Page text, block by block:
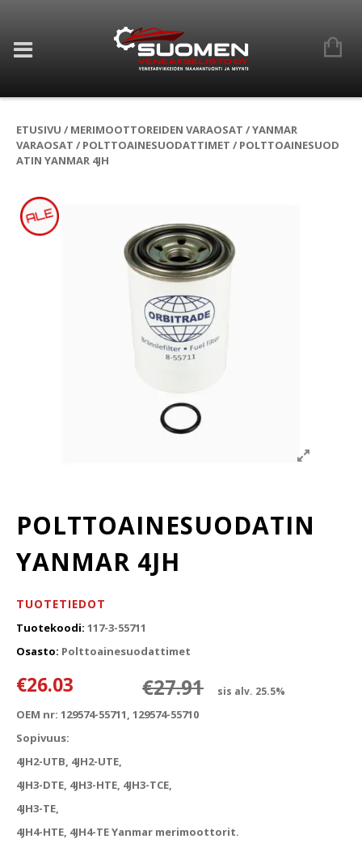
ETUSIVU / MERIMOOTTOREIDEN VARAOSAT /YANMAR
VARAOSAT / POLTTOAINESUODATTIMET / POLTTOAINESUOD
ATIN YANMAR 4JH
POLTTOAINESUODATIN
YANMAR 4JH
TUOTETIEDOT
Tuotekoodi: 117-3-55711
Osasto: Polttoainesuodattimet
€27.91
€26.03 Nykyinen
sis alv. 25.5%
OEM nr: 129574-55711, 129574-55710
Sopivuus:
4JH2-UTB, 4JH2-UTE,
4JH3-DTE, 4JH3-HTE, 4JH3-TCE,
4JH3-TE,
4JH4-HTE, 4JH4-TE Yanmar merimoottorit.